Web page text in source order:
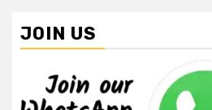
JOIN US